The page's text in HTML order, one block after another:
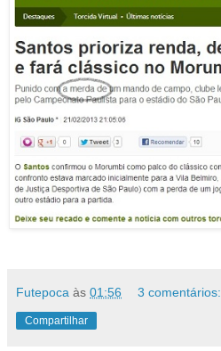
Futepoca às 01:56 3 comentários:
Compartilhar